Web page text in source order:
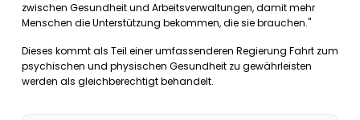
zwischen Gesundheit und Arbeitsverwaltungen, damit mehr
Menschen die Unterstützung bekommen, die sie brauchen."
Dieses kommt als Teil einer umfassenderen Regierung Fahrt zum
psychischen und physischen Gesundheit zu gewährleisten
werden als gleichberechtigt behandelt.